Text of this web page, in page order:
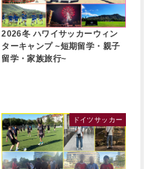
2026冬 ハワイサッカーウィン
ターキャンプ ~短期留学・親子
留学・家族旅行~
ドイツサッカー